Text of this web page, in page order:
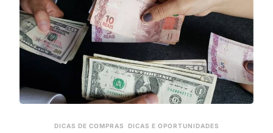
DICAS DE COMPRAS DICAS E OPORTUNIDADES